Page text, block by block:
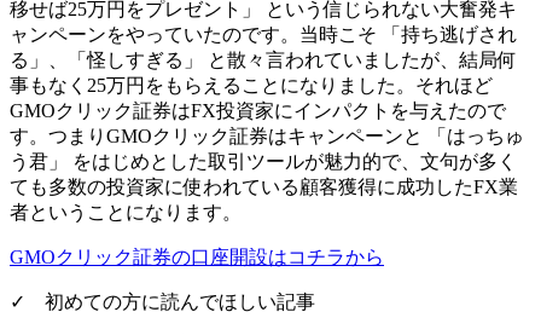
移せば25万円をプレゼント」 という信じられない大奮発キ
ャンペーンをやっていたのです。当時こそ 「持ち逃げされ
る」、「怪しすぎる」 と散々言われていましたが、結局何
事もなく25万円をもらえることになりました。それほど
GMOクリック証券はFX投資家にインパクトを与えたので
す。つまりGMOクリック証券はキャンペーンと 「はっちゅ
う君」 をはじめとした取引ツールが魅力的で、文句が多く
ても多数の投資家に使われている顧客獲得に成功したFX業
者ということになります。
GMOクリック証券の口座開設はコチラから
✓ 初めての方に読んでほしい記事